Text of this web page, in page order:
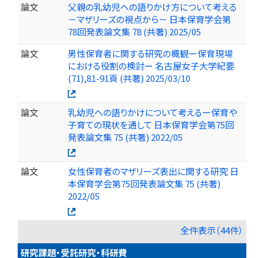
論文
父親の乳幼児への語りかけ方について考える
－マザリーズの視点から－ 日本保育学会第
78回発表論文集 78 (共著) 2025/05
論文
男性保育者に関する研究の概観ー保育現場
における役割の検討ー 名古屋女子大学紀要
(71),81-91頁 (共著) 2025/03/10
論文
乳幼児への語りかけについて考えるー保育や
子育ての現状を通して 日本保育学会第75回
発表論文集 75 (共著) 2022/05
論文
女性保育者のマザリーズ表出に関する研究 日
本保育学会第75回発表論文集 75 (共著)
2022/05
全件表示（44件）
研究課題・受託研究・科研費